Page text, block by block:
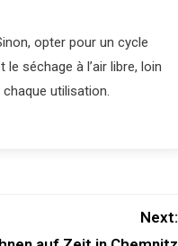
opter pour un cycle
séchage à l’air libre, loin
utilisation.
Next: